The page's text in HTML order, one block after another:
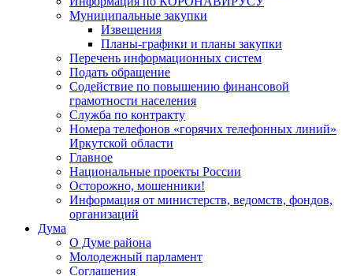
Муниципальные закупки
Извещения
Планы-графики и планы закупки
Перечень информационных систем
Подать обращение
Содействие по повышению финансовой
грамотности населения
Служба по контракту
Номера телефонов «горячих телефонных линий»
Иркутской области
Главное
Национальные проекты России
Осторожно, мошенники!
Информация от министерств, ведомств, фондов,
организаций
Дума
О Думе района
Молодежный парламент
Соглашения